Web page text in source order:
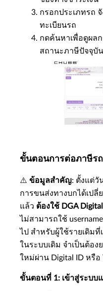
กรอกประเภทรถ
ทะเบียนรถ
กดค้นหาเพื่อดูผล
สถานะภาษีปัจจุบั
ขั้นตอนการต่อภาษีร
⚠️ ข้อมูลสำคัญ: ตั้งแต่วั
การขนส่งทางบกได้เปลี่
แล้ว ต้องใช้ DGA
ไม่สามารถใช้
ไป สำหรับผู้ใช้รายเดิมที่
ในระบบเดิม จำเป็นต้อ
ใหม่ผ่าน Digital ID หรือ
ขั้นตอนที่ 1: เข้าสู่ระบบ